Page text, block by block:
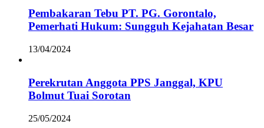
Pembakaran Tebu PT. PG. Gorontalo,
Pemerhati Hukum: Sungguh Kejahatan Besar
13/04/2024
Perekrutan Anggota PPS Janggal, KPU
Bolmut Tuai Sorotan
25/05/2024